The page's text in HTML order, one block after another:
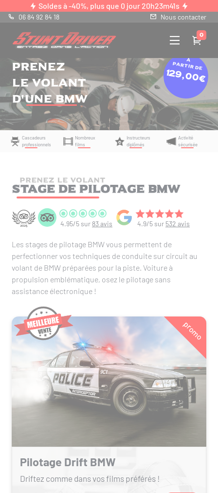
Soldes à -40%, plus que 0 jour 20h23m40s
06 84 92 84 18 Nous contacter
0
Prenez
le volant
d'une BMW
À
partir de
129,00€
Cascadeurs
professionnels
Nombreux
films
Instructeurs
diplômés
Activité
sécurisée
PRENEZ LE VOLANT
Stage de pilotage Bmw
4.95/5 sur 83 avis 4.9/5 sur 532 avis
Les stages de pilotage BMW vous permettent de
perfectionner vos techniques de conduite sur circuit au
volant de BMW préparées pour la piste. Voiture à
propulsion emblématique, osez le pilotage sans
assistance électronique !
promo
Pilotage Drift BMW
Driftez comme dans vos films préférés !
Panneau de gestion des cookies